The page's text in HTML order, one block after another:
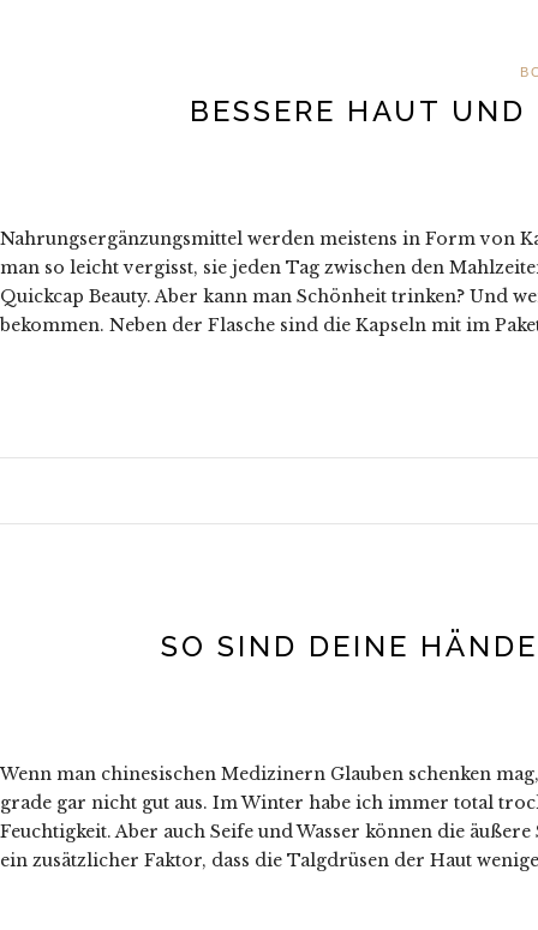
BESSERE HAUT
Nahrungsergänzungsmittel werden meistens in Form von
man so leicht vergisst, sie jeden Tag zwischen den
Quickcap Beauty. Aber kann man Schönheit trinken? Und
bekommen. Neben der Flasche sind die Kapseln mit im
SO SIND DEINE
Wenn man chinesischen Medizinern Glauben schenken
grade gar nicht gut aus. Im Winter habe ich immer total
Feuchtigkeit. Aber auch Seife und Wasser können die
ein zusätzlicher Faktor, dass die Talgdrüsen der Haut